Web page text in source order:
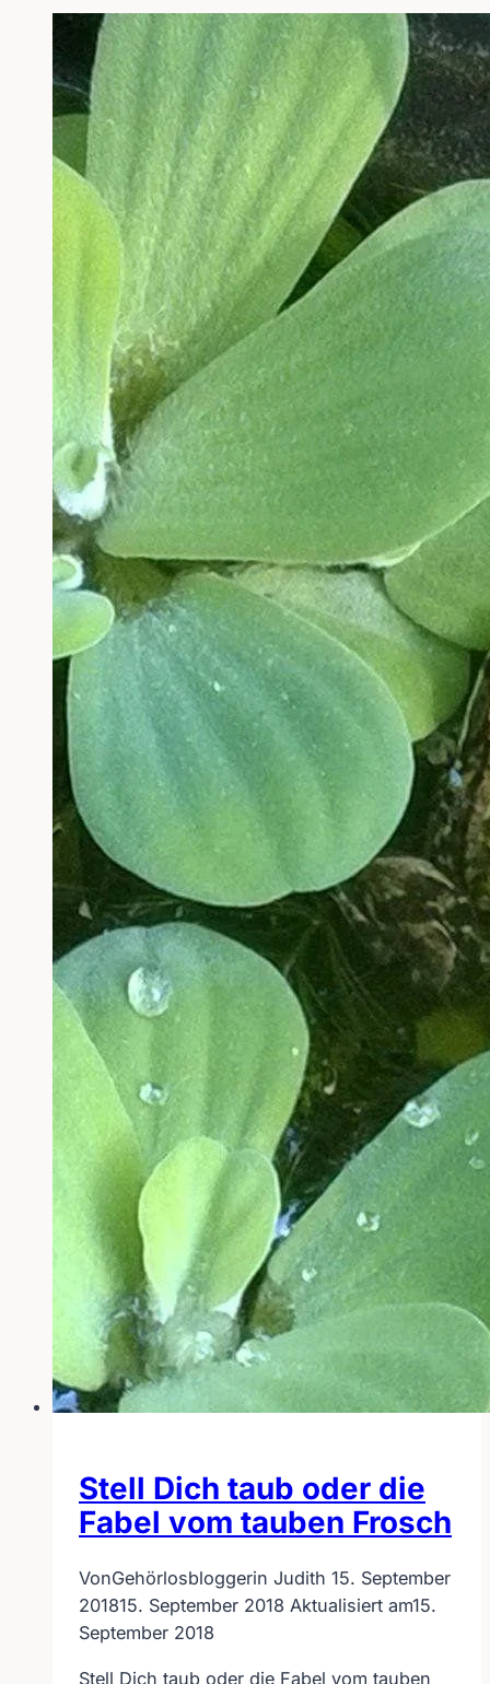
Stell Dich taub oder die
Fabel vom tauben Frosch
VonGehörlosbloggerin Judith 15. September
201815. September 2018 Aktualisiert am15.
September 2018
Stell Dich taub oder die Fabel vom tauben